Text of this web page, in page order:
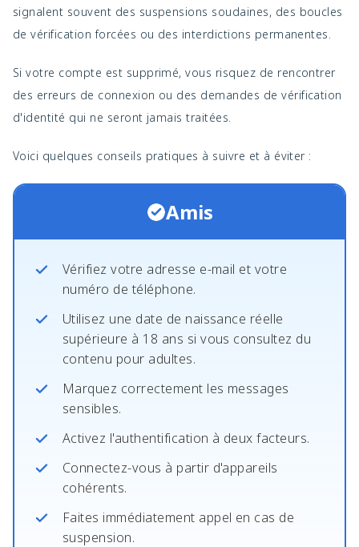
signalent souvent des suspensions soudaines, des boucles
de vérification forcées ou des interdictions permanentes.
Si votre compte est supprimé, vous risquez de rencontrer
des erreurs de connexion ou des demandes de vérification
d'identité qui ne seront jamais traitées.
Voici quelques conseils pratiques à suivre et à éviter :
Amis
Vérifiez votre adresse e-mail et votre
numéro de téléphone.
Utilisez une date de naissance réelle
supérieure à 18 ans si vous consultez du
contenu pour adultes.
Marquez correctement les messages
sensibles.
Activez l'authentification à deux facteurs.
Connectez-vous à partir d'appareils
cohérents.
Faites immédiatement appel en cas de
suspension.